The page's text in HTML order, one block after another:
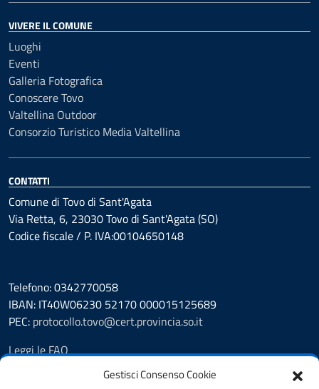
Gestisci Consenso Cookie
VIVERE IL COMUNE
Luoghi
Eventi
Galleria Fotografica
Conoscere Tovo
Valtellina Outdoor
Consorzio Turistico Media Valtellina
CONTATTI
Comune di Tovo di Sant'Agata
Via Retta, 6, 23030 Tovo di Sant'Agata (SO)
Codice fiscale / P. IVA:00104650148
Telefono: 0342770058
IBAN: IT40W06230 52170 000015125689
PEC: protocollo.tovo@cert.provincia.so.it
Leggi le FAQ
Prenotazione appuntamento
Segnalazione disservizio